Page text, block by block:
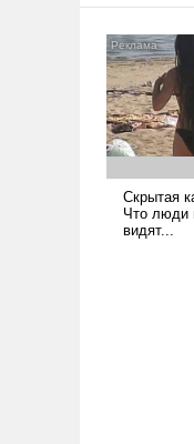
казалось,
решены
нет, не